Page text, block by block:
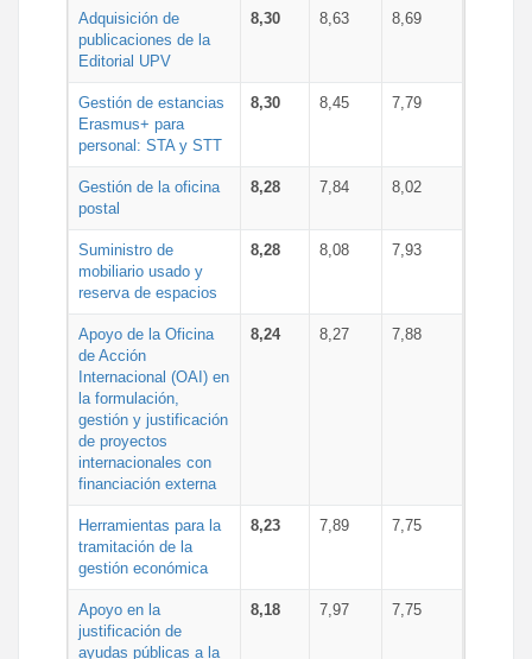
Adquisición de
publicaciones de la
Editorial UPV
8,30 8,63 8,69
Gestión de estancias
Erasmus+ para
personal: STA y STT
8,30 8,45 7,79
Gestión de la oficina
postal
8,28 7,84 8,02
Suministro de
mobiliario usado y
reserva de espacios
8,28 8,08 7,93
Apoyo de la Oficina
de Acción
Internacional (OAI) en
la formulación,
gestión y justificación
de proyectos
internacionales con
financiación externa
8,24 8,27 7,88
Herramientas para la
tramitación de la
gestión económica
8,23 7,89 7,75
Apoyo en la
justificación de
ayudas públicas a la
8,18 7,97 7,75